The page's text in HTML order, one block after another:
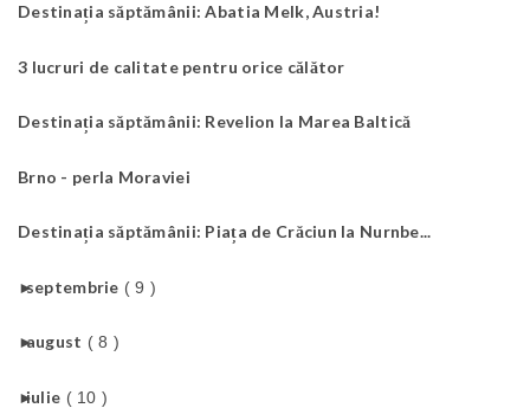
Destinația săptămânii: Abatia Melk, Austria!
3 lucruri de calitate pentru orice călător
Destinația săptămânii: Revelion la Marea Baltică
Brno - perla Moraviei
Destinația săptămânii: Piața de Crăciun la Nurnbe...
►
septembrie ( 9 )
►
august ( 8 )
►
iulie ( 10 )